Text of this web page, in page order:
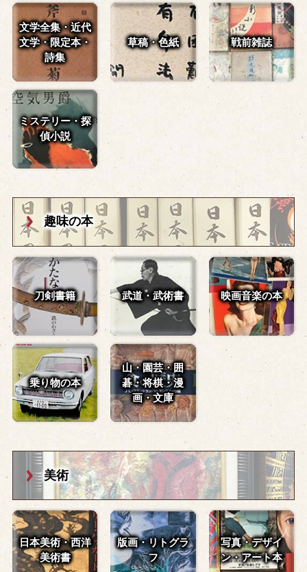
文学全集・近代
文学・ 限定本・
詩集
草稿・色紙 戦前雑誌
ミステリー・探
偵小説
趣味の本
刀剣書籍 武道・武術書 映画音楽の本
乗り物の本
山・園芸・囲
碁・将棋・漫
画・文庫
美術
日本美術・西洋
美術書
版画・リトグラ
フ
写真・デザイ
ン・アート本